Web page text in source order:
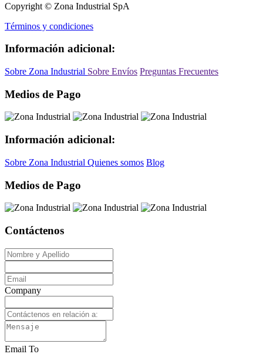
Copyright © Zona Industrial SpA
Términos y condiciones
Información adicional:
Sobre Zona Industrial Sobre Envíos Preguntas Frecuentes
Medios de Pago
Información adicional:
Sobre Zona Industrial Quienes somos Blog
Medios de Pago
Contáctenos
Company
Email To